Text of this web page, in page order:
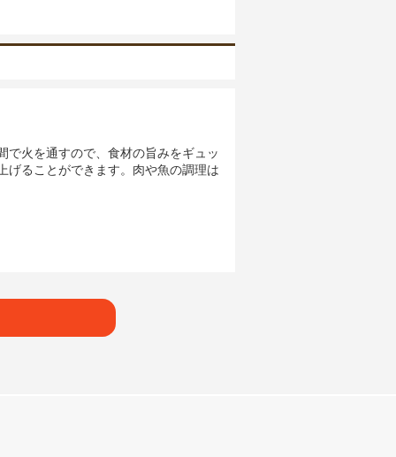
で火を通すので、食材の旨みをギュッ
げることができます。肉や魚の調理は